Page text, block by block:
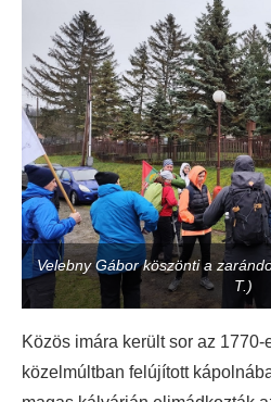
Velebny Gábor köszönti a
T.)
Közös imára került sor az
közelmúltban felújított